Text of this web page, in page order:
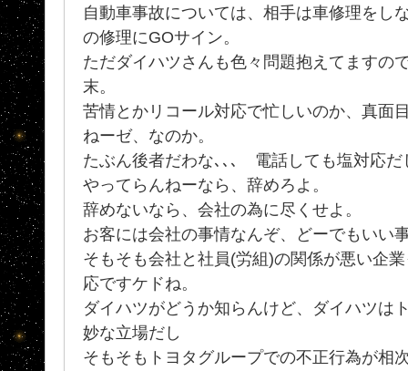
自動車事故については、相手は車修理をし
の修理にGOサイン。
ただダイハツさんも色々問題抱えてます
末。
苦情とかリコール対応で忙しいのか、真面
ねーゼ、なのか。
たぶん後者だわな､､､ 電話しても塩対応だ
やってらんねーなら、辞めろよ。
辞めないなら、会社の為に尽くせよ。
お客には会社の事情なんぞ、どーでもいい
そもそも会社と社員(労組)の関係が悪い企
応ですケドね。
ダイハツがどうか知らんけど、ダイハツは
妙な立場だし
そもそもトヨタグループでの不正行為が相